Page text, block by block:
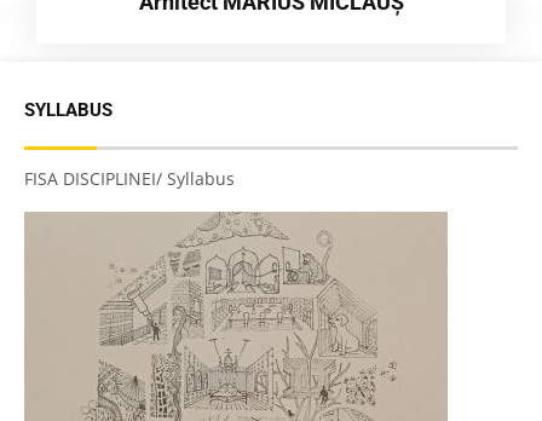
SYLLABUS
FISA DISCIPLINEI/ Syllabus